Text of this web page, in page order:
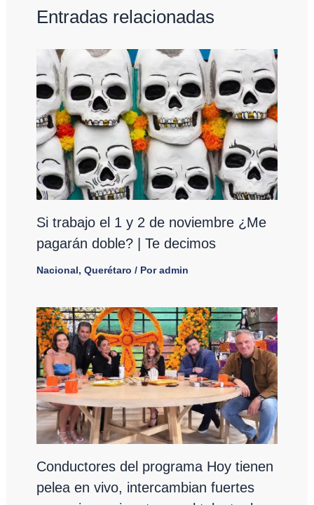
Entradas relacionadas
Si trabajo el 1 y 2 de noviembre ¿Me
pagarán doble? | Te decimos
Nacional, Querétaro / Poradmin
Conductores del programa Hoy tienen
pelea en vivo, intercambian fuertes